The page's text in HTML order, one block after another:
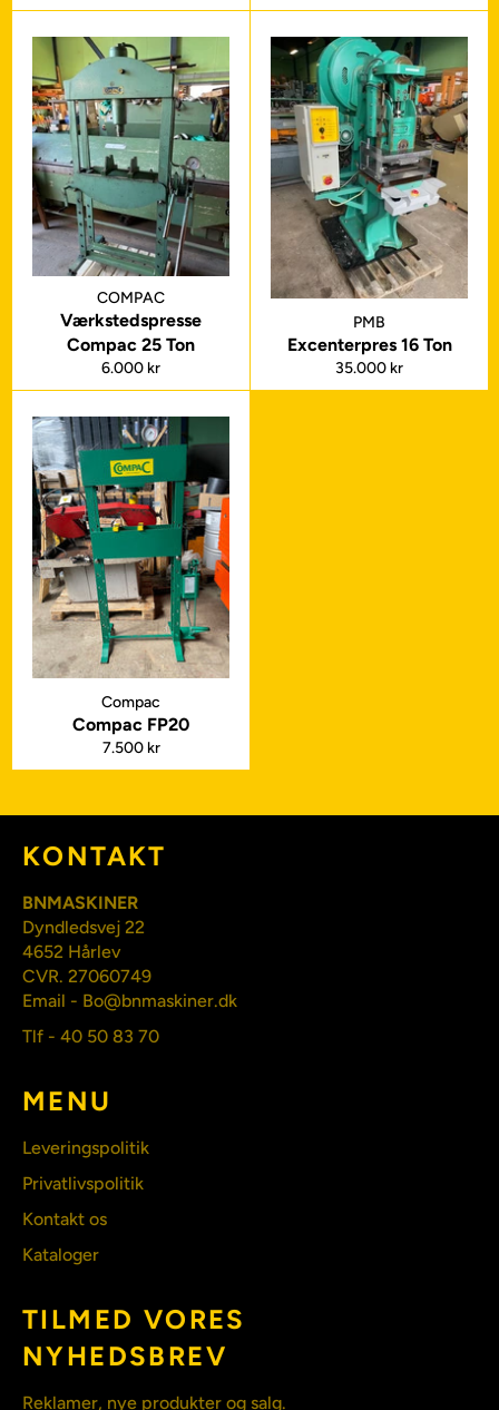
COMPAC
Værkstedspresse
Compac 25 Ton
Normalpris
6.000 kr
PMB
Excenterpres 16 Ton
Normalpris
35.000 kr
Compac
Compac FP20
Normalpris
7.500 kr
KONTAKT
BNMASKINER
Dyndledsvej 22
4652 Hårlev
CVR. 27060749
Email - Bo@bnmaskiner.dk
Tlf - 40 50 83 70
MENU
Leveringspolitik
Privatlivspolitik
Kontakt os
Kataloger
TILMED VORES
NYHEDSBREV
Reklamer, nye produkter og salg.